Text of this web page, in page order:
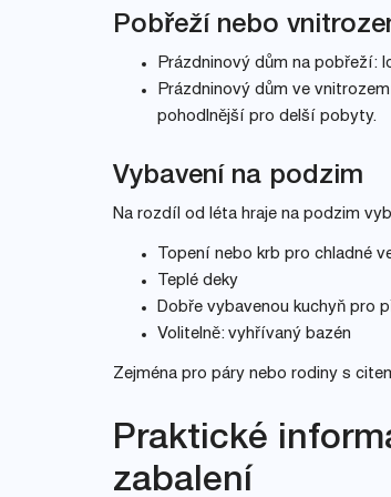
Pobřeží nebo
Prázdninový dům na pobřeží:
Prázdninový dům ve
pohodlnější pro delší pobyty.
Vybavení na podzim
Na rozdíl od léta hraje na podzim
Topení nebo krb pro chladné
Teplé deky
Dobře vybavenou kuchyň pro
Volitelně: vyhřívaný bazén
Zejména pro páry nebo rodiny s
Praktické
zabalení